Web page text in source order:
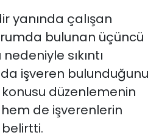
yanında çalışan
bulunan üçüncü
sıkıntı
işveren bulunduğunu
düzenlemenin
de işverenlerin